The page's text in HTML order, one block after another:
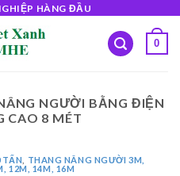
HÀNG ĐẦU
0
NGƯỜI BẰNG ĐIỆN
CAO 8 MÉT
TẤN
THANG NÂNG NGƯỜI 3M,
12M, 14M, 16M